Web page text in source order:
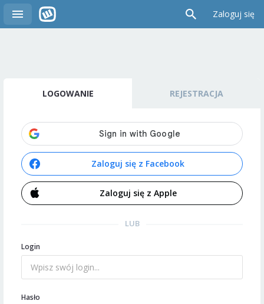
Zaloguj się
LOGOWANIE REJESTRACJA
Zaloguj się z Facebook
Zaloguj się z Apple
LUB
Login
Hasło